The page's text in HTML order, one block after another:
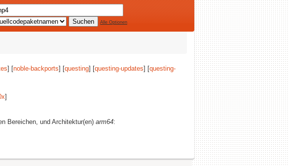
Alle Optionen
] [noble-backports] [questing] [questing-updates] [questing-
]
Bereichen, und Architektur(en) arm64: